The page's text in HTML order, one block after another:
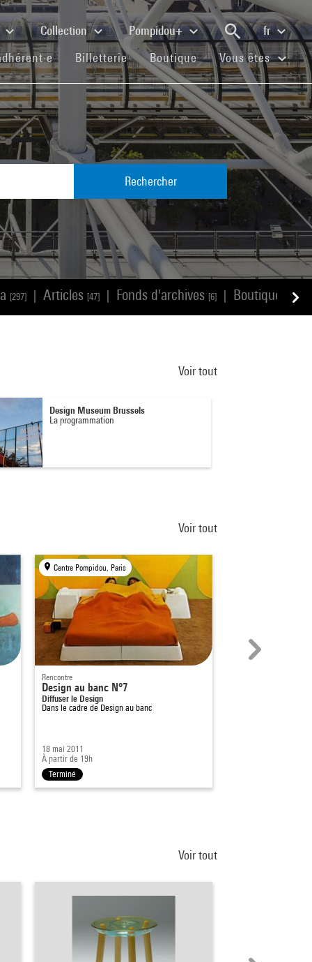
Collection Pompidou+
fr
(current)Billetterie(current)Boutique(current)Vous êtes
Rechercher
[297] Articles [47] Fonds d'archives [6] Boutique [145]
Voir tout
Design Museum Brussels
La programmation
Voir tout
Centre Pompidou, Paris
Rencontre
Design au banc N°7
Diffuser le Design
Dans le cadre de Design au banc
18 mai 2011
À partir de 19h
Terminé
Voir tout